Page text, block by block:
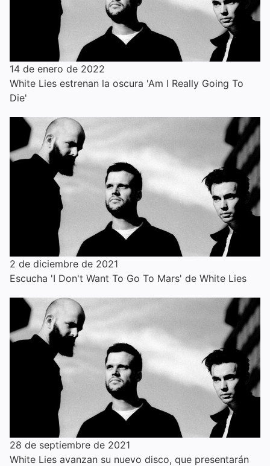
14 de enero de 2022
White Lies estrenan la oscura 'Am I Really Going To
Die'
2 de diciembre de 2021
Escucha 'I Don't Want To Go To Mars' de White Lies
28 de septiembre de 2021
White Lies avanzan su nuevo disco, que presentarán